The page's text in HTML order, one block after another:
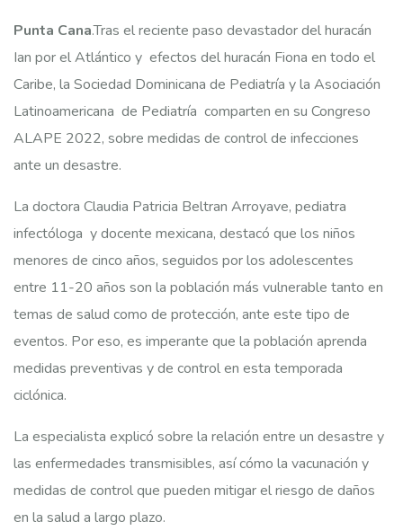
Punta Cana.Tras el reciente paso devastador del huracán
Ian por el Atlántico y efectos del huracán Fiona en todo el
Caribe, la Sociedad Dominicana de Pediatría y la Asociación
Latinoamericana de Pediatría comparten en su Congreso
ALAPE 2022, sobre medidas de control de infecciones
ante un desastre.
La doctora Claudia Patricia Beltran Arroyave, pediatra
infectóloga y docente mexicana, destacó que los niños
menores de cinco años, seguidos por los adolescentes
entre 11-20 años son la población más vulnerable tanto en
temas de salud como de protección, ante este tipo de
eventos. Por eso, es imperante que la población aprenda
medidas preventivas y de control en esta temporada
ciclónica.
La especialista explicó sobre la relación entre un desastre y
las enfermedades transmisibles, así cómo la vacunación y
medidas de control que pueden mitigar el riesgo de daños
en la salud a largo plazo.